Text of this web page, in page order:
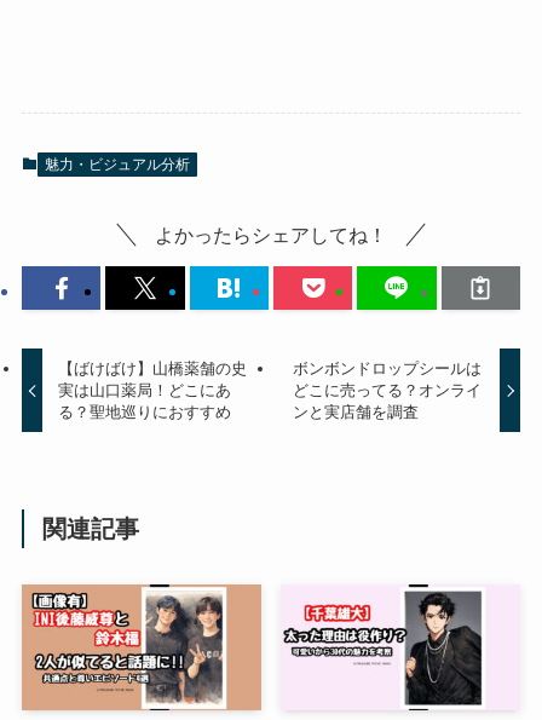
魅力・ビジュアル分析
よかったらシェアしてね！
【ばけばけ】山橋薬舗の史
実は山口薬局！どこにあ
る？聖地巡りにおすすめ
ボンボンドロップシールは
どこに売ってる？オンライ
ンと実店舗を調査
関連記事